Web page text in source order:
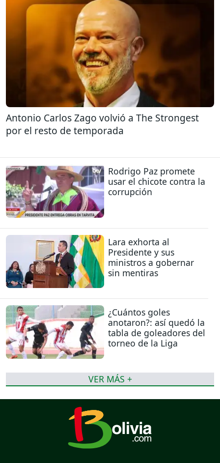
Antonio Carlos Zago volvió a The Strongest
por el resto de temporada
Rodrigo Paz promete
usar el chicote contra la
corrupción
Lara exhorta al
Presidente y sus
ministros a gobernar
sin mentiras
¿Cuántos goles
anotaron?: así quedó la
tabla de goleadores del
torneo de la Liga
VER MÁS +